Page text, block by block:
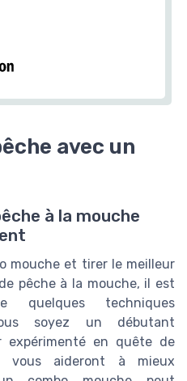
avec un
à la mouche
mouche et tirer le meilleur
pêche à la mouche, il est
quelques techniques
soyez un débutant
expérimenté en quête de
vous aideront à mieux